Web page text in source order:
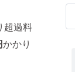
超過料
かかり